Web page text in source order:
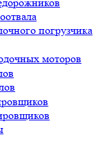
погрузчика
моторов